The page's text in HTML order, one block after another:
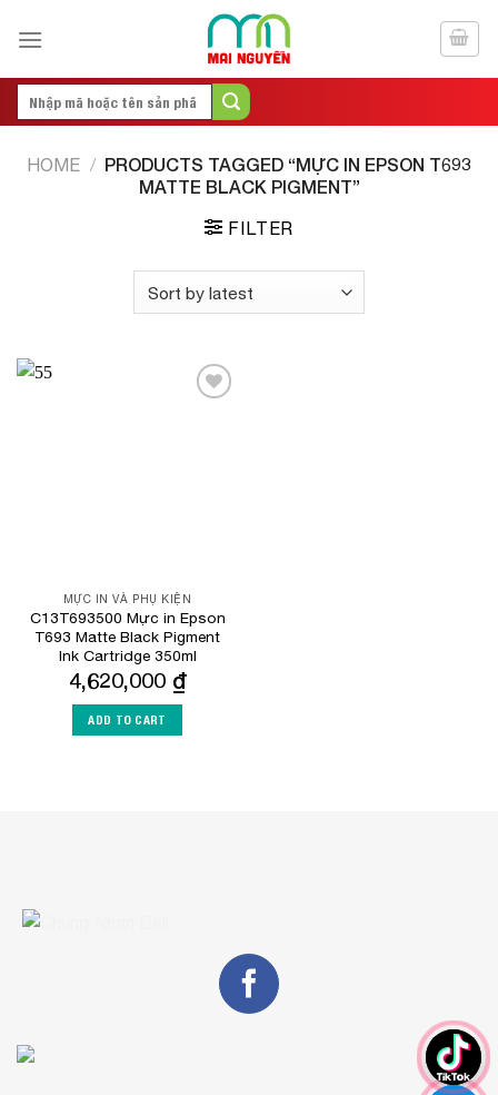
Search
HOME / PRODUCTS TAGGED “MỰC IN EPSON T693
MATTE BLACK PIGMENT”
FILTER
MỰC IN VÀ PHỤ KIỆN
C13T693500 Mực in Epson
T693 Matte Black Pigment
Ink Cartridge 350ml
4,620,000 ₫
ADD TO CART